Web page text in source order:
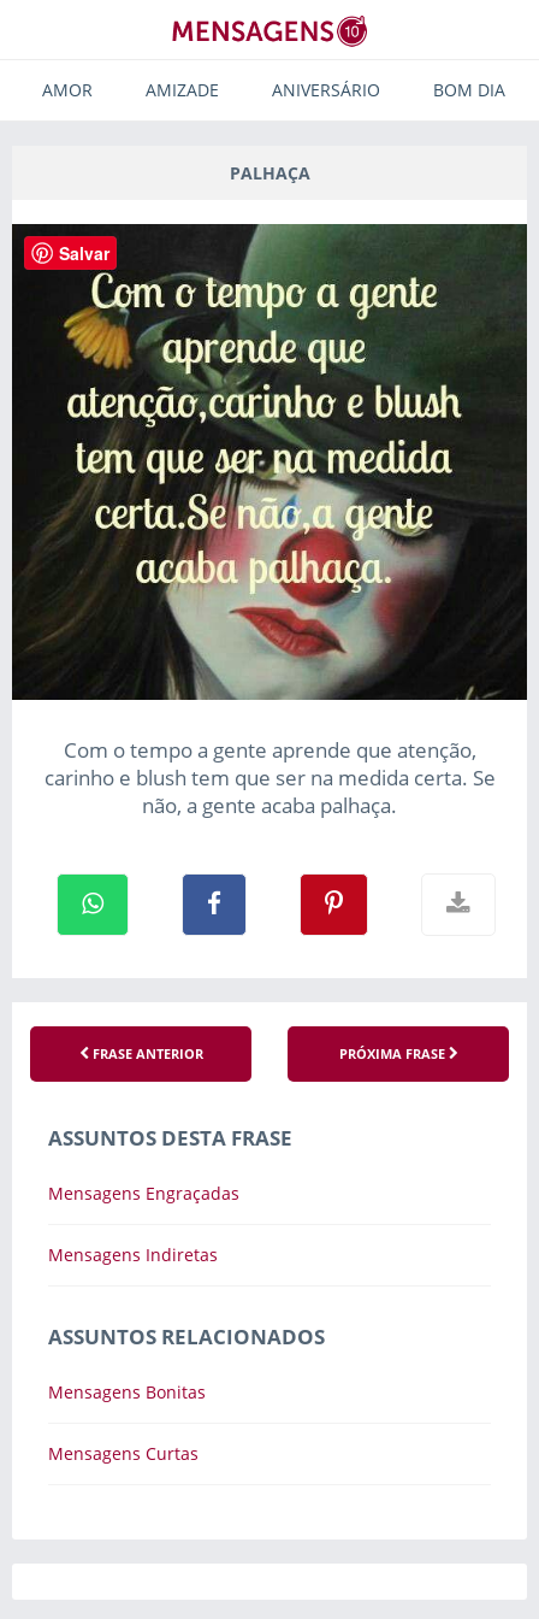
AMOR AMIZADE ANIVERSÁRIO BOM DIA
PALHAÇA
Com o tempo a gente aprende que atenção,
carinho e blush tem que ser na medida certa. Se
não, a gente acaba palhaça.
FRASE ANTERIOR PRÓXIMA FRASE
ASSUNTOS DESTA FRASE
Mensagens Engraçadas
Mensagens Indiretas
ASSUNTOS RELACIONADOS
Mensagens Bonitas
Mensagens Curtas
Salvar